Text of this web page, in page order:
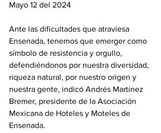
Mayo 12 del 2024
Ante las dificultades que atraviesa
Ensenada, tenemos que emerger como
símbolo de resistencia y orgullo,
defendiéndonos por nuestra diversidad,
riqueza natural, por nuestro origen y
nuestra gente, indicó Andrés Martínez
Bremer, presidente de la Asociación
Mexicana de Hoteles y Moteles de
Ensenada.